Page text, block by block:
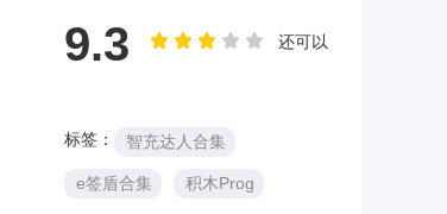
还可以
9.3
标签： 智充达人合集
e签盾合集 积木Prog